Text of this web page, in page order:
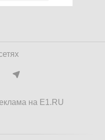
на E1.RU